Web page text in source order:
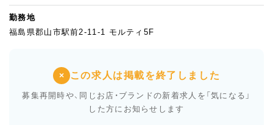
勤務地
福島県郡山市駅前2-11-1 モルティ5F
× この求人は掲載を終了しました
募集再開時や、同じお店・ブランドの新着求人を 「気になる」
した方にお知らせします